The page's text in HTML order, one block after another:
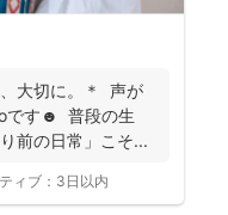
大切に。＊ 声が
です☻ 普段の生
前の日常」こそ...
ィブ： 3日以内